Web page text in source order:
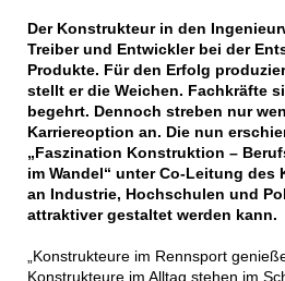
Der Konstrukteur in den
Treiber und Entwickler bei der
Produkte. Für den Erfolg
stellt er die Weichen. Fachkräfte
begehrt. Dennoch streben nur
Karriereoption an. Die nun
„Faszination Konstruktion –
im Wandel“ unter Co-Leitung des
an Industrie, Hochschulen und
attraktiver gestaltet werden kann.
„Konstrukteure im Rennsport
Konstrukteure im Alltag stehen im